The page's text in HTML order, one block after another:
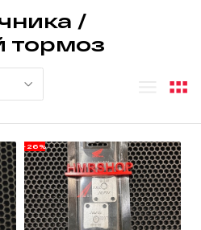
/
тормоз
-26%